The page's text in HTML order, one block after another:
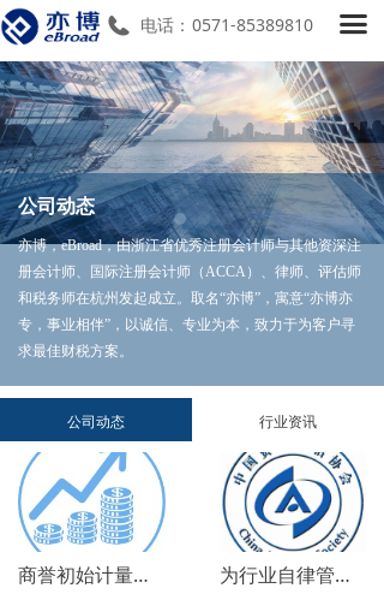
끀
首页
关于我们
服务项目
亦博微讯
新闻动态
加入我们
电话： 0571-85389810
公司动态
亦博，eBroad，由浙江省优秀注册会计师与其他资深注
册会计师、国际注册会计师（ACCA）、律师、评估师
和税务师在杭州发起成立。取名“亦博”，寓意“亦博亦
专，事业相伴”，以诚信、专业为本，致力于为客户寻
求最佳财税方案。
商誉初始计量的基础 – 合并对价分摊估值 为行业自律管理提供有效抓手——《中国资产评估协会资产评估业务报备管理办法》系列解读（二）
公司动态 行业资讯